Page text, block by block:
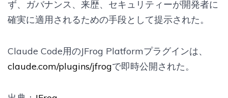
ず、ガバナンス、来歴、セキュリティーが開発者に
確実に適用されるための手段として提示された。
Claude Code用のJFrog Platformプラグインは、
claude.com/plugins/jfrogで即時公開された。